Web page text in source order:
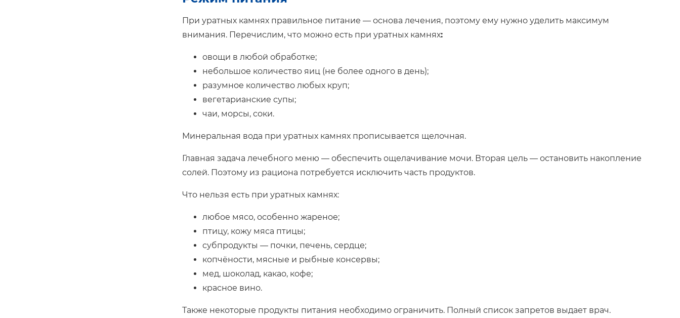
При уратных камнях правильное питание — основа лечения, поэтому ему нужно уделить максимум
внимания. Перечислим, что можно есть при уратных камнях:
овощи в любой обработке;
небольшое количество яиц (не более одного в день);
разумное количество любых круп;
вегетарианские супы;
чаи, морсы, соки.
Минеральная вода при уратных камнях прописывается щелочная.
Главная задача лечебного меню — обеспечить ощелачивание мочи. Вторая цель — остановить накопление
солей. Поэтому из рациона потребуется исключить часть продуктов.
Что нельзя есть при уратных камнях:
любое мясо, особенно жареное;
птицу, кожу мяса птицы;
субпродукты — почки, печень, сердце;
копчёности, мясные и рыбные консервы;
мед, шоколад, какао, кофе;
красное вино.
Также некоторые продукты питания необходимо ограничить. Полный список запретов выдает врач.